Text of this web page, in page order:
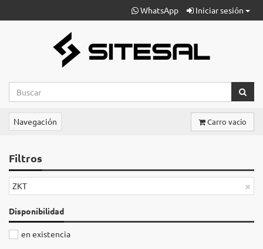
WhatsApp Iniciar sesión
Navegación Carro vacio
Filtros
×
ZKT
Disponibilidad
en existencia